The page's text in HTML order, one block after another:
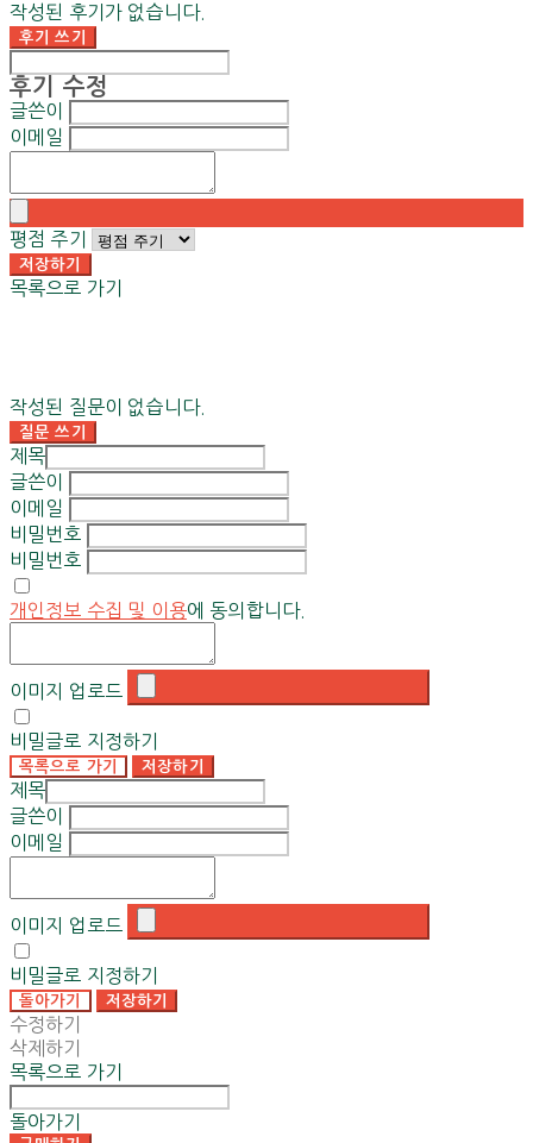
작성된 후기가 없습니다.
후기 쓰기
후기 수정
글쓴이
이메일
평점 주기
저장하기
목록으로 가기
작성된 질문이 없습니다.
질문 쓰기
제목
글쓴이
이메일
비밀번호
비밀번호
개인정보 수집 및 이용에 동의합니다.
이미지 업로드
비밀글로 지정하기
목록으로 가기 저장하기
제목
글쓴이
이메일
이미지 업로드
비밀글로 지정하기
돌아가기 저장하기
수정하기
삭제하기
목록으로 가기
돌아가기